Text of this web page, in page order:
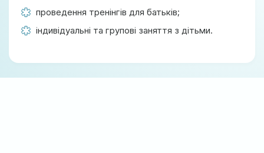
проведення тренінгів для батьків;
індивідуальні та групові заняття з дітьми.